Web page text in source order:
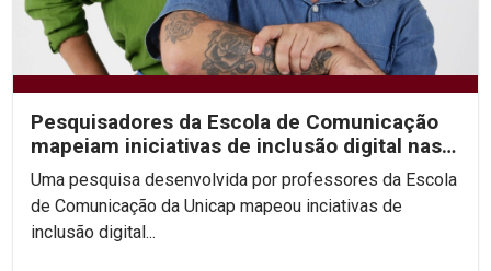
Pesquisadores da Escola de Comunicação
mapeiam iniciativas de inclusão digital nas
periferias do...
Uma pesquisa desenvolvida por professores da Escola
de Comunicação da Unicap mapeou inciativas de
inclusão digital...